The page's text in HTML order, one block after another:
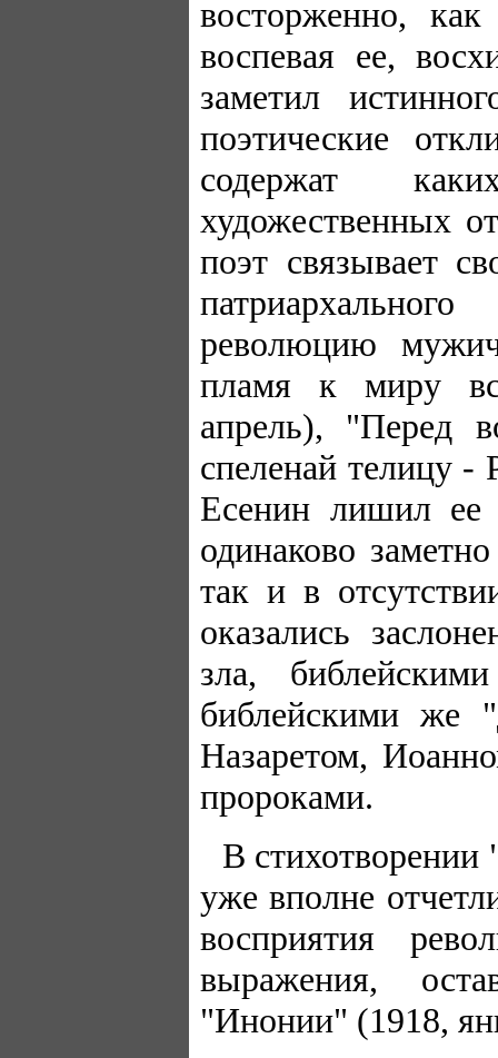
восторженно,
воспевая ее,
заметил
поэтические
содержат
художественных
поэт связывает
революцию
пламя к миру
апрель), "Перед
спеленай телицу
Есенин лишил ее
одинаково
так и в
оказались
зла,
библейскими же
Назаретом,
пророками.
В стихотворении
уже вполне
восприятия
выражения,
"Инонии" (1918,